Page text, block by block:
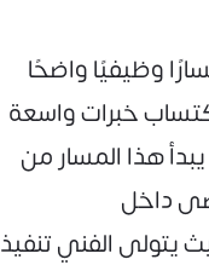
وظيفيًا واضحًا
خبرات واسعة
هذا المسار من
داخل
يتولى الفني تنفيذ